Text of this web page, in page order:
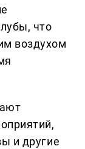
что
воздухом
и другие